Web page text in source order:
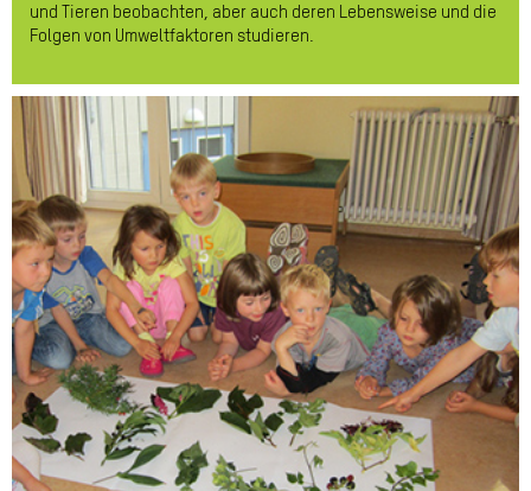
und Tieren beobachten, aber auch deren Lebensweise und die
Folgen von Umweltfaktoren studieren.